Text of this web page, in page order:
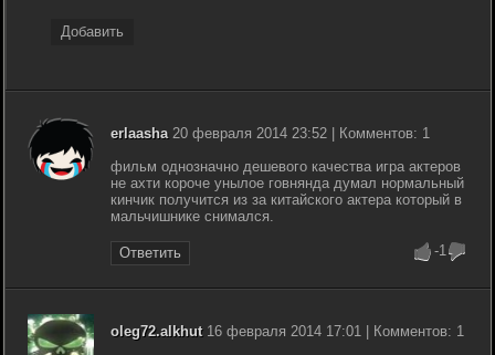
Добавить
erlaasha20 февраля 2014 23:52 | Комментов: 1
фильм однозначно дешевого качества игра актеров
не ахти короче унылое говнянда думал нормальный
кинчик получится из за китайского актера который в
мальчишнике снимался.
Ответить -1
oleg72.alkhut16 февраля 2014 17:01 | Комментов: 1